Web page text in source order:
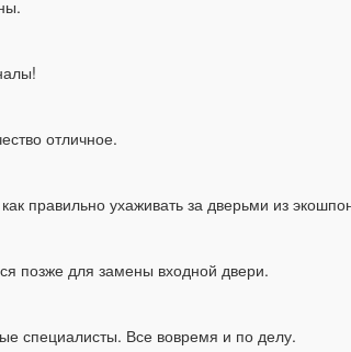
отличное.
правильно ухаживать за дверьми из
позже для замены входной двери.
специалисты. Все вовремя и по делу.